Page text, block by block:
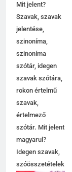
Mit jelent?
Szavak, szavak
jelentése,
szinoníma,
szinoníma
szótár, idegen
szavak szótára,
rokon értelmű
szavak,
értelmező
szótár. Mit jelent
magyarul?
Idegen szavak,
szóösszetételek